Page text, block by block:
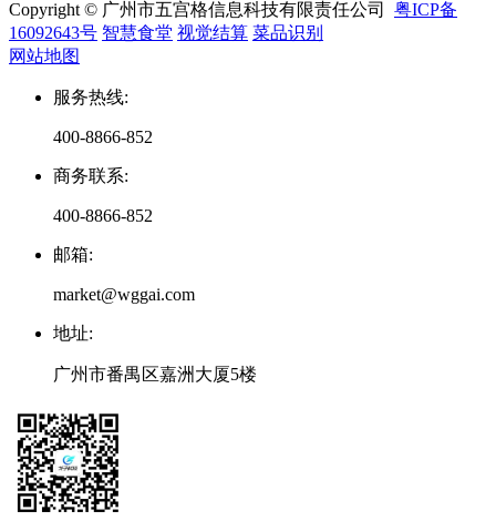
Copyright © 广州市五宫格信息科技有限责任公司 粤ICP备
16092643号 智慧食堂 视觉结算 菜品识别
网站地图
服务热线:
400-8866-852
商务联系:
400-8866-852
邮箱:
market@wggai.com
地址:
广州市番禺区嘉洲大厦5楼